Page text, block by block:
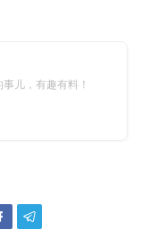
儿，有趣有料！
